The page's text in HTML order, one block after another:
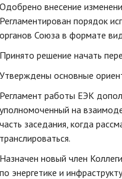
Одобрено внесение
Регламентирован порядок
органов Союза в формате
Принято решение начать
Утверждены основные
Регламент работы ЕЭК
уполномоченный на
часть заседания, когда
транслироваться.
Назначен новый член
по энергетике и